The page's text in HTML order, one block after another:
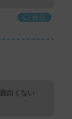
返信
白くない